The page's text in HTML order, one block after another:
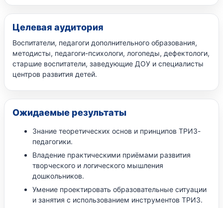
Целевая аудитория
Воспитатели, педагоги дополнительного образования,
методисты, педагоги-психологи, логопеды, дефектологи,
старшие воспитатели, заведующие ДОУ и специалисты
центров развития детей.
Ожидаемые результаты
Знание теоретических основ и принципов ТРИЗ-
педагогики.
Владение практическими приёмами развития
творческого и логического мышления
дошкольников.
Умение проектировать образовательные ситуации
и занятия с использованием инструментов ТРИЗ.